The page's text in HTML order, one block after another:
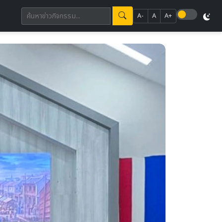
A- A A+